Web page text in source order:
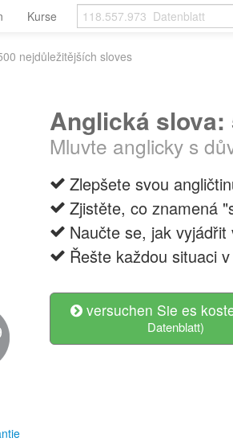
Kurse
nejdůležitějších sloves
Anglická
Mluvte anglicky s
Zlepšete svou
Zjistěte, co znamená
Naučte se, jak vyjádřit
Řešte každou situaci
versuchen Sie es
Datenblatt)